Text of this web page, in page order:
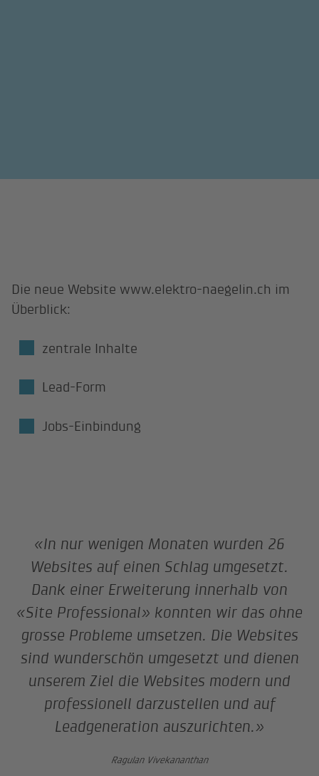
Die neue Website www.elektro-naegelin.ch im
Überblick:
zentrale Inhalte
Lead-Form
Jobs-Einbindung
«In nur wenigen Monaten wurden 26
Websites auf einen Schlag umgesetzt.
Dank einer Erweiterung innerhalb von
«Site Professional» konnten wir das ohne
grosse Probleme umsetzen. Die Websites
sind wunderschön umgesetzt und dienen
unserem Ziel die Websites modern und
professionell darzustellen und auf
Leadgeneration auszurichten.»
Ragulan Vivekananthan